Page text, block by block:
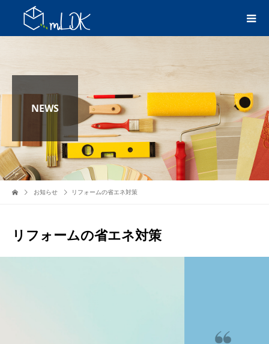
NEWS
お知らせ リフォームの省エネ対策
リフォームの省エネ対策